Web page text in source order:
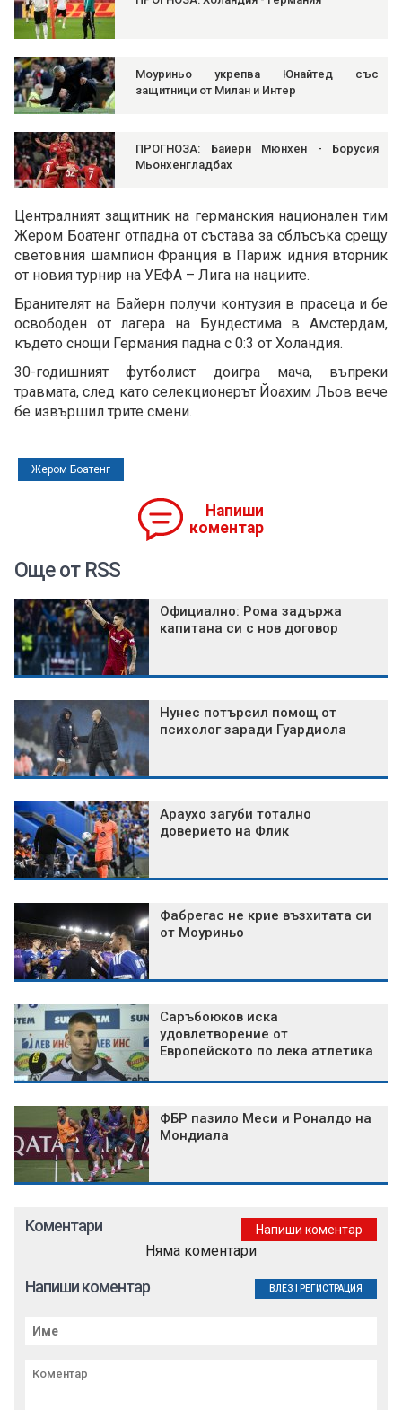
Моуриньо укрепва Юнайтед със
защитници от Милан и Интер
ПРОГНОЗА: Байерн Мюнхен - Борусия
Мьонхенгладбах
Централният защитник на германския национален тим
Жером Боатенг отпадна от състава за сблъсъка срещу
световния шампион Франция в Париж идния вторник
от новия турнир на УЕФА – Лига на нациите.
Бранителят на Байерн получи контузия в прасеца и бе
освободен от лагера на Бундестима в Амстердам,
където снощи Германия падна с 0:3 от Холандия.
30-годишният футболист доигра мача, въпреки
травмата, след като селекционерът Йоахим Льов вече
бе извършил трите смени.
Жером Боатенг
Напиши
коментар
Още от RSS
Официално: Рома задържа
капитана си с нов договор
Нунес потърсил помощ от
психолог заради Гуардиола
Араухо загуби тотално
доверието на Флик
Фабрегас не крие възхитата си
от Моуриньо
Саръбоюков иска
удовлетворение от
Европейското по лека атлетика
ФБР пазило Меси и Роналдо на
Мондиала
Коментари Напиши коментар
Няма коментари
Напиши коментар ВЛЕЗ РЕГИСТРАЦИЯ